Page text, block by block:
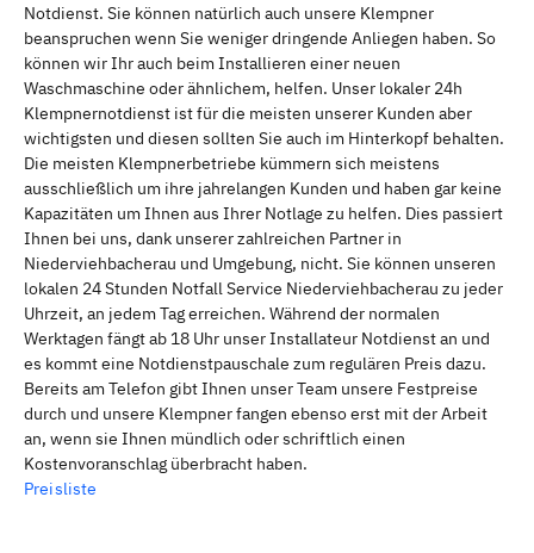
Notdienst. Sie können natürlich auch unsere Klempner
beanspruchen wenn Sie weniger dringende Anliegen haben. So
können wir Ihr auch beim Installieren einer neuen
Waschmaschine oder ähnlichem, helfen. Unser lokaler 24h
Klempnernotdienst ist für die meisten unserer Kunden aber
wichtigsten und diesen sollten Sie auch im Hinterkopf behalten.
Die meisten Klempnerbetriebe kümmern sich meistens
ausschließlich um ihre jahrelangen Kunden und haben gar keine
Kapazitäten um Ihnen aus Ihrer Notlage zu helfen. Dies passiert
Ihnen bei uns, dank unserer zahlreichen Partner in
Niederviehbacherau und Umgebung, nicht. Sie können unseren
lokalen 24 Stunden Notfall Service Niederviehbacherau zu jeder
Uhrzeit, an jedem Tag erreichen. Während der normalen
Werktagen fängt ab 18 Uhr unser Installateur Notdienst an und
es kommt eine Notdienstpauschale zum regulären Preis dazu.
Bereits am Telefon gibt Ihnen unser Team unsere Festpreise
durch und unsere Klempner fangen ebenso erst mit der Arbeit
an, wenn sie Ihnen mündlich oder schriftlich einen
Kostenvoranschlag überbracht haben.
Preisliste